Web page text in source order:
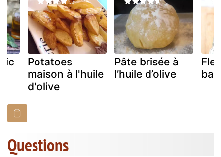
Potatoes
maison à l'huile
d'olive
Pâte brisée à
l’huile d’olive
Questions